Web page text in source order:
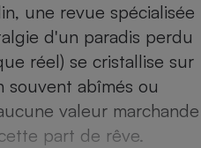
une revue spécialisée
d'un paradis perdu
réel) se cristallise sur
souvent abîmés ou
valeur marchande
part de rêve.
Plaque de cuisson à
induction
Téléphone mobile -
Smartphone
Climatiseur -